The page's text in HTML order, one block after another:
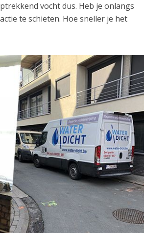
vocht dus. Heb je onlangs
te schieten. Hoe sneller je het